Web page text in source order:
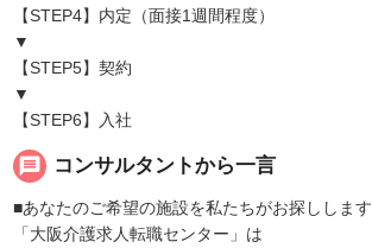
【STEP4】内定（面接1週間程度）
▼
【STEP5】契約
▼
【STEP6】入社
message コンサルタントから一言
■あなたのご希望の施設を私たちがお探しします
「大阪介護求人転職センター」は